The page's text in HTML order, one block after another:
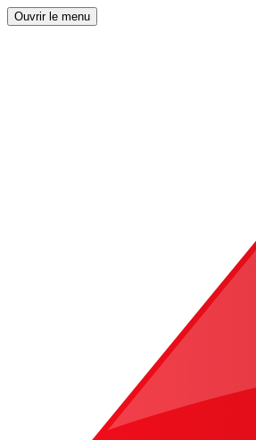
Ouvrir le menu